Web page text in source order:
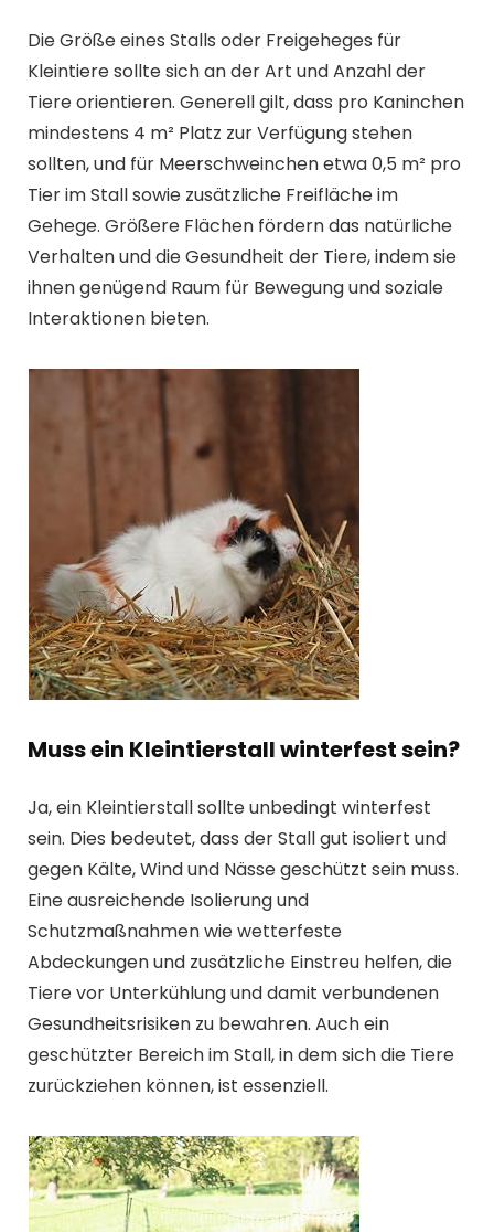
Die Größe eines Stalls oder Freigeheges für
Kleintiere sollte sich an der Art und Anzahl der
Tiere orientieren. Generell gilt, dass pro Kaninchen
mindestens 4 m² Platz zur Verfügung stehen
sollten, und für Meerschweinchen etwa 0,5 m² pro
Tier im Stall sowie zusätzliche Freifläche im
Gehege. Größere Flächen fördern das natürliche
Verhalten und die Gesundheit der Tiere, indem sie
ihnen genügend Raum für Bewegung und soziale
Interaktionen bieten.
Muss ein Kleintierstall winterfest sein?
Ja, ein Kleintierstall sollte unbedingt winterfest
sein. Dies bedeutet, dass der Stall gut isoliert und
gegen Kälte, Wind und Nässe geschützt sein muss.
Eine ausreichende Isolierung und
Schutzmaßnahmen wie wetterfeste
Abdeckungen und zusätzliche Einstreu helfen, die
Tiere vor Unterkühlung und damit verbundenen
Gesundheitsrisiken zu bewahren. Auch ein
geschützter Bereich im Stall, in dem sich die Tiere
zurückziehen können, ist essenziell.